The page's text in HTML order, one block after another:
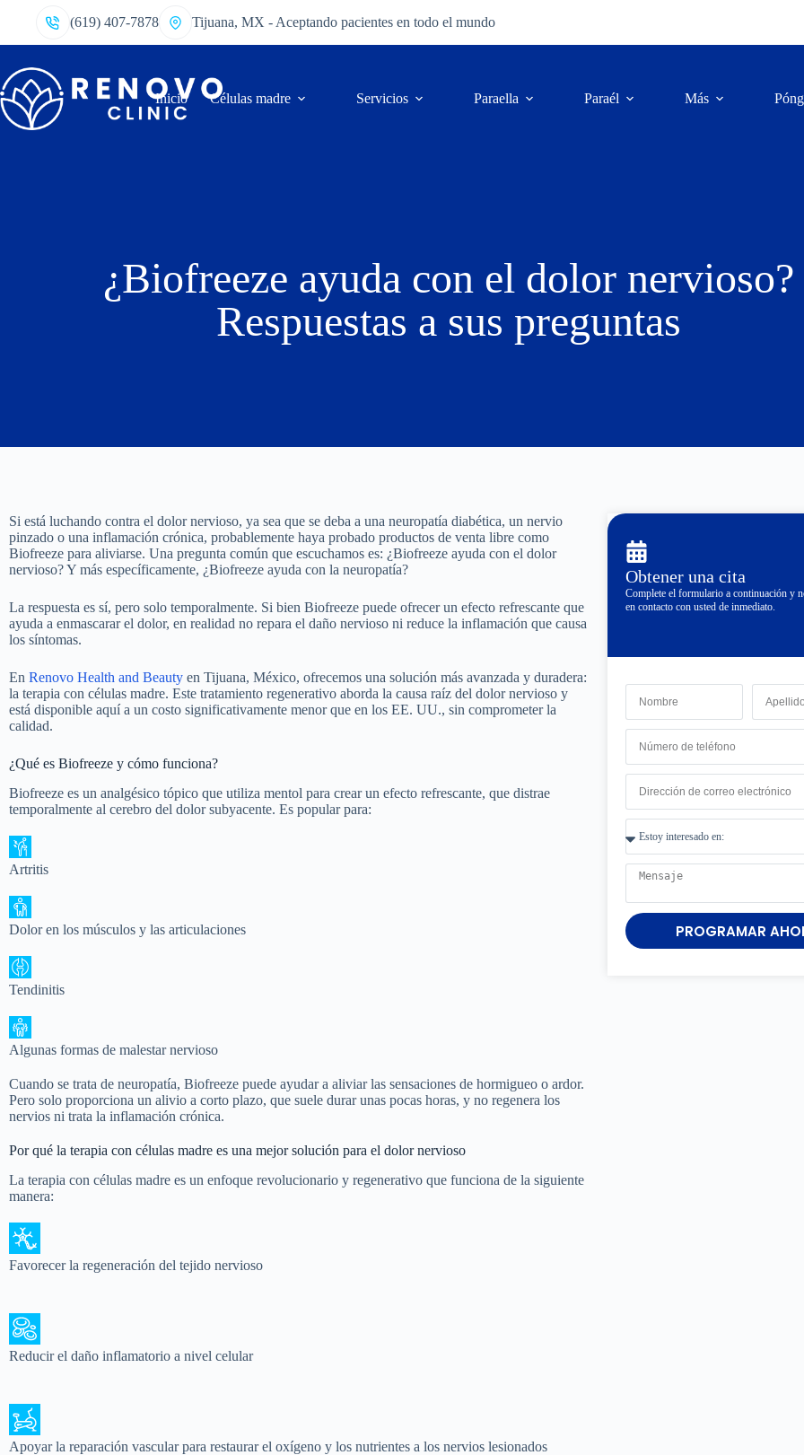
(619) 407-7878 Tijuana, MX - Aceptando pacientes en todo el mundo
Inicio Células madre Servicios Paraella Paraél Más
¿Biofreeze ayuda con el dolor nervioso?
Respuestas a sus preguntas
Si está luchando contra el dolor nervioso, ya sea que se deba a una neuropatía diabética, un nervio
pinzado o una inflamación crónica, probablemente haya probado productos de venta libre como
Biofreeze para aliviarse. Una pregunta común que escuchamos es: ¿Biofreeze ayuda con el dolor
nervioso? Y más específicamente, ¿Biofreeze ayuda con la neuropatía?
La respuesta es sí, pero solo temporalmente. Si bien Biofreeze puede ofrecer un efecto refrescante que
ayuda a enmascarar el dolor, en realidad no repara el daño nervioso ni reduce la inflamación que causa
los síntomas.
En Renovo Health and Beauty en Tijuana, México, ofrecemos una solución más avanzada y duradera:
la terapia con células madre. Este tratamiento regenerativo aborda la causa raíz del dolor nervioso y
está disponible aquí a un costo significativamente menor que en los EE. UU., sin comprometer la
calidad.
¿Qué es Biofreeze y cómo funciona?
Biofreeze es un analgésico tópico que utiliza mentol para crear un efecto refrescante, que distrae
temporalmente al cerebro del dolor subyacente. Es popular para:
Artritis
Dolor en los músculos y las articulaciones
Tendinitis
Algunas formas de malestar nervioso
Cuando se trata de neuropatía, Biofreeze puede ayudar a aliviar las sensaciones de hormigueo o ardor.
Pero solo proporciona un alivio a corto plazo, que suele durar unas pocas horas, y no regenera los
nervios ni trata la inflamación crónica.
Por qué la terapia con células madre es una mejor solución para el dolor nervioso
La terapia con células madre es un enfoque revolucionario y regenerativo que funciona de la siguiente
manera:
Obtener una cita
Complete el formulario a continuación y
en contacto con usted de inmediato.
PROGRAMAR
Favorecer la regeneración del tejido nervioso
Reducir el daño inflamatorio a nivel celular
Apoyar la reparación vascular para restaurar el oxígeno y los nutrientes a los nervios lesionados